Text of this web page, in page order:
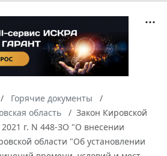
Горячие документы
область
Закон Кировской
г. N 448-ЗО "О внесении
области "Об установлении